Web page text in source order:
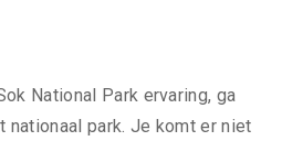
National Park ervaring, ga
nationaal park. Je komt er niet